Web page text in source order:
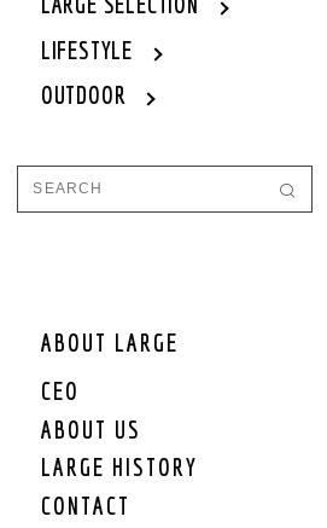
WOMEN TOPS
WOMEN ONE PIECE
WOMEN CAP/HAT
WOMEN SHOES
WOMEN OTHER
WOMEN BRAND
KIDS OUTER
KIDS TOPS
LIFESTYLE
OUTDOOR
ABOUT LARGE
CEO
ABOUT US
LARGE HISTORY
CONTACT